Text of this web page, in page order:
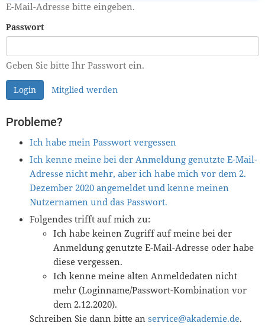
E-Mail-Adresse bitte eingeben.
Passwort
Geben Sie bitte Ihr Passwort ein.
Login Mitglied werden
Probleme?
Ich habe mein Passwort vergessen
Ich kenne meine bei der Anmeldung genutzte E-Mail-
Adresse nicht mehr, aber ich habe mich vor dem 2.
Dezember 2020 angemeldet und kenne meinen
Nutzernamen und das Passwort.
Folgendes trifft auf mich zu:
Ich habe keinen Zugriff auf meine bei der
Anmeldung genutzte E-Mail-Adresse oder habe
diese vergessen.
Ich kenne meine alten Anmeldedaten nicht
mehr (Loginname/Passwort-Kombination vor
dem 2.12.2020).
Schreiben Sie dann bitte an service@akademie.de.